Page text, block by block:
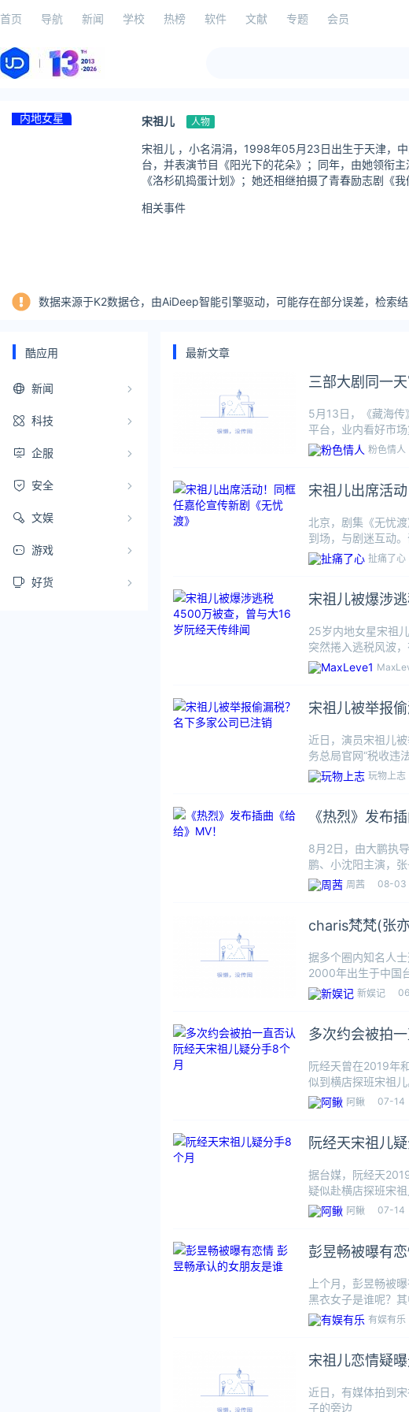
首页 导航 新闻 学校 热榜 软件 文献 专题 会员
内地女星 宋祖儿 人物
宋祖儿 ，小名涓涓，1998年05月23日出生于天津，
台，并表演节目《阳光下的花朵》；同年，由她领衔
《洛杉矶捣蛋计划》；她还相继拍摄了青春励志剧《
相关事件
数据来源于K2数据仓，由AiDeep智能引擎驱动，可能存在部分误差，检索结
酷应用
新闻
科技
企服
安全
文娱
游戏
好货
最新文章
三部大剧同一
5月13日，《藏海传
平台，业内看好市
粉色情人
宋祖儿出席活
北京，剧集《无忧
到场，与剧迷互动
（任嘉伦 饰）与少
扯痛了心
宋祖儿被爆涉
25岁内地女星宋祖
突然捲入逃税风波
儿已被带走
宋祖儿被举报
近日，演员宋祖儿
务总局官网“税收违
家企业，其中，玩物上志
《热烈》发布
8月2日，由大鹏执
鹏、小沈阳主演，
治、杨小建、周森
周茜 08-03
charis梵梵(张
据多个圈内知名人
2000年出生于中国
脸闺
新娱记
多次约会被拍
阮经天曾在2019年
似到横店探班宋祖
宋祖儿的团队
阿鳅 07-14
阮经天宋祖儿
据台媒，阮经天
疑似赴横店探班宋
情，宋祖儿的
阿鳅 07-14
彭昱畅被曝有
上个月，彭昱畅被
黑衣女子是谁呢？
的的女朋友是圈外
有娱有乐
宋祖儿恋情疑
近日，有媒体拍到
子的旁边